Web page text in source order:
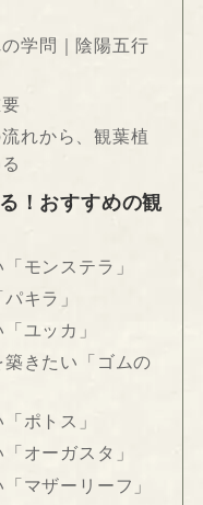
学問｜陰陽五行
れから、観葉植
！おすすめの観
モンステラ」
キラ」
ユッカ」
きたい「ゴムの
ポトス」
オーガスタ」
マザーリーフ」